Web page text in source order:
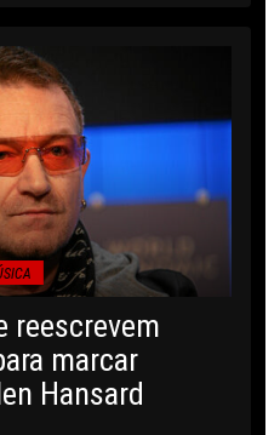
reescrevem
marcar
Hansard